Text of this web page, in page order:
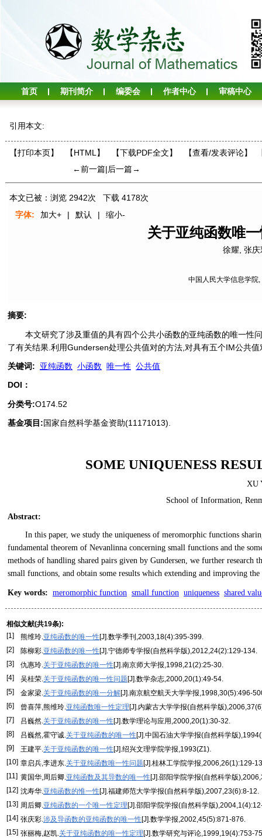
首页 期刊简介 编委会 作者中心 审稿中心
引用本文:
【打印本页】 【HTML】 【下载PDF全文】 【查看/发表评论】
←前一篇|后一篇→
本文已被：浏览 2942次 下载 4178次
字体:
加大+ | 默认 | 缩小-
关于亚纯函数唯
徐耀 张庆
中国人民大学信息学院
摘要:
本文研究了涉及重值的具有四个公共小函数的亚纯函数的唯一性
了有关结果.利用Gundersen处理公共值对的方法,对具有五个IM公共
关键词: 亚纯函数 小函数 唯一性 公共值
DOI：
分类号:O174.52
基金项目:国家自然科学基金资助(11171013).
SOME UNIQUENESS
XU
School of Information,
Abstract:
In this paper, we study the uniqueness of meromorphic functions
fundamental theorem of Nevanlinna concerning small functions and the
methods of handling shared pairs given by Gundersen, we further
small functions, and obtain some results which extending and improving the
Key words: meromorphic function small function uniqueness shared
相似文献(共19条):
[1]
熊维玲.亚纯函数的唯一性[J].数学季刊,2003,18(4):395-399.
[2]
陈柳彩.亚纯函数的唯一性[J].宁德师专学报(自然科学版),2012,24(2):129-134.
[3]
仇惠玲.关于亚纯函数的唯一性[J].南京师大学报,1998,21(2):25-30.
[4]
吴桂荣.关于亚纯函数的唯一性问题[J].数学杂志,2000,20(1):49-54.
[5]
金家梁.关于亚纯函数的唯一分解[J].南京航空航天大学学报,1998,30(5):496-
[6]
曾喜萍,熊维玲.亚纯函数唯一性定理[J].内蒙古大学学报(自然科学版
[7]
吕巍然.关于亚纯函数的唯一性[J].数学理论与应用,2000,20(1):30-32.
[8]
吕巍然,霍守诚.关于亚纯函数的唯一性[J].中国石油大学学报(自然科学版
[9]
王建平.关于亚纯函数的唯一性[J].绍兴文理学院学报,1993(Z1).
[10] 章启兵,李进东.关于亚纯函数唯一性问题[J].桂林工学院学报,2006,26(1):129-
[11] 黄国华,周后卿.亚纯函数及其导数的唯一性[J].邵阳学院学报(自然科学版
[12] 沈寿华.亚纯函数的惟一性[J].福建师范大学学报(自然科学版),2007,23(6):8-12.
[13] 周后卿.亚纯函数的一个唯一性定理[J].邵阳学院学报(自然科学版
[14] 张庆彩.涉及导函数的亚纯函数的唯一性[J].数学学报,2002,45(5):871-876.
[15] 张丽梅,赵凯.关于亚纯函数的唯一性定理[J].数学研究与评论,1999,19(4):753-